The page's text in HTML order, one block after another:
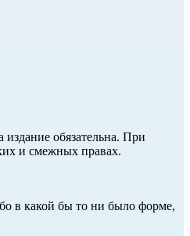
обязательна. При
и смежных правах.
в какой бы то ни было форме,